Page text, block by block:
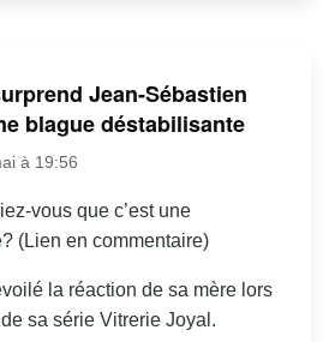
Jean-Sébastien
blague déstabilisante
à 19:56
vous que c’est une
(Lien en commentaire)
la réaction de sa mère lors
sa série Vitrerie Joyal.